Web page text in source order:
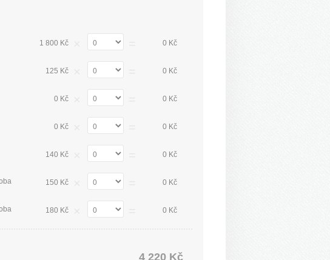
1 800 Kč 0 Kč
125 Kč 0 Kč
0 Kč 0 Kč
0 Kč 0 Kč
140 Kč 0 Kč
150 Kč 0 Kč
180 Kč 0 Kč
4 220 Kč